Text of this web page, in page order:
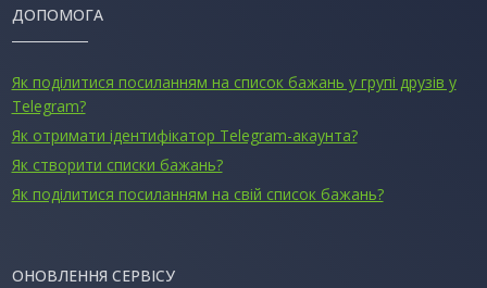
ДОПОМОГА
Як поділитися посиланням на список бажань у групі друзів у
Telegram?
Як отримати ідентифікатор Telegram-акаунта?
Як створити списки бажань?
Як поділитися посиланням на свій список бажань?
ОНОВЛЕННЯ СЕРВІСУ